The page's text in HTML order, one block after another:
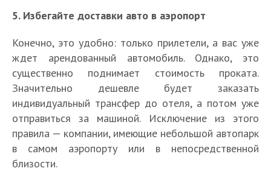
5. Избегайте доставки авто в аэропорт
Конечно, это удобно: только прилетели, а вас уже
ждет арендованный автомобиль. Однако, это
существенно поднимает стоимость проката.
Значительно дешевле будет заказать
индивидуальный трансфер до отеля, а потом уже
отправиться за машиной. Исключение из этого
правила — компании, имеющие небольшой автопарк
в самом аэропорту или в непосредственной
близости.